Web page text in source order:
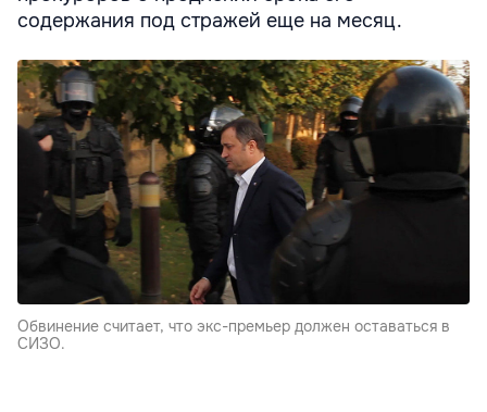
содержания под стражей еще на месяц.
Обвинение считает, что экс-премьер должен оставаться в
СИЗО.